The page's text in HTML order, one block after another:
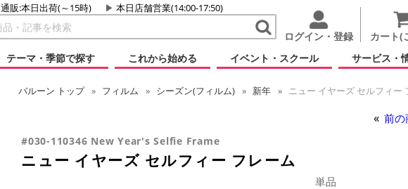
通販:本日出荷(～15時) 本日店舗営業(14:00-17:50)
ログイン・登録 カート(
テーマ・季節で探す
これから始める イベント・スクール サービス・
バルーン トップ フィルム シーズン(フィルム) 新年 ニュー イヤーズ セルフィー
前の
#030-110346 New Year's Selfie Frame
ニュー イヤーズ セルフィー フレーム
単品